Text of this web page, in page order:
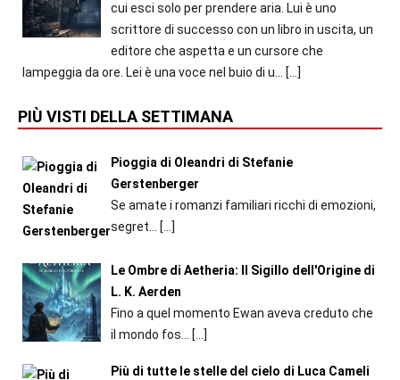
cui esci solo per prendere aria. Lui è uno
scrittore di successo con un libro in uscita, un
editore che aspetta e un cursore che
lampeggia da ore. Lei è una voce nel buio di u... […]
PIÙ VISTI DELLA SETTIMANA
Pioggia di Oleandri di Stefanie
Gerstenberger
Se amate i romanzi familiari ricchi di emozioni,
segret... […]
Le Ombre di Aetheria: Il Sigillo dell'Origine di
L. K. Aerden
Fino a quel momento Ewan aveva creduto che
il mondo fos...
[…]
Più di tutte le stelle del cielo di Luca Cameli